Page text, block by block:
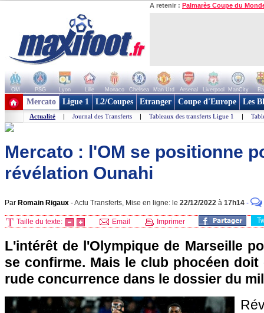
A retenir : Palmarès Coupe du
OM PSG Lyon Lille Monaco Chelsea Man Utd Arsenal Liverpool ManCity
+ de clubs
Mercato Ligue 1 L2/Coupes Etranger Coupe d'Europe Les
Actualité | Journal des Transferts | Tableaux des transferts Ligue 1 |
Mercato : l'OM se positionne
révélation Ounahi
Par Romain Rigaux -Actu Transferts, Mise en ligne: le 22/12/2022 à 17h14 -
Taille du texte: Email Imprimer
L'intérêt de l'Olympique de Marseille
se confirme. Mais le club phocéen
rude concurrence dans le dossier du